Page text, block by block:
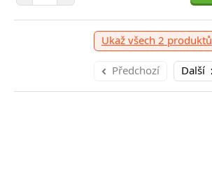
Ukaž všech 2 produktů
Předchozí Další